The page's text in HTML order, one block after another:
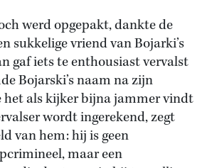
werd opgepakt, dankte de
sukkelige vriend van Bojarki’s
gaf iets te enthousiast vervalst
Bojarski’s naam na zijn
het als kijker bijna jammer vindt
wordt ingerekend, zegt
van hem: hij is geen
maar een